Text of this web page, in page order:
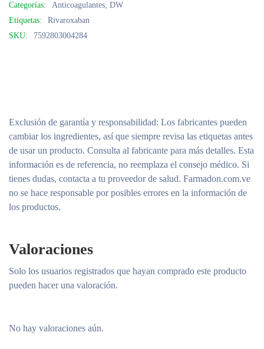
Categorías: Anticoagulantes, DW
Etiquetas:
Rivaroxaban
SKU:
7592803004284
Exclusión de garantía y responsabilidad: Los fabricantes pueden
cambiar los ingredientes, así que siempre revisa las etiquetas antes
de usar un producto. Consulta al fabricante para más detalles. Esta
información es de referencia, no reemplaza el consejo médico. Si
tienes dudas, contacta a tu proveedor de salud. Farmadon.com.ve
no se hace responsable por posibles errores en la información de
los productos.
Valoraciones
No hay valoraciones aún.
Solo los usuarios registrados que hayan comprado este producto
pueden hacer una valoración.